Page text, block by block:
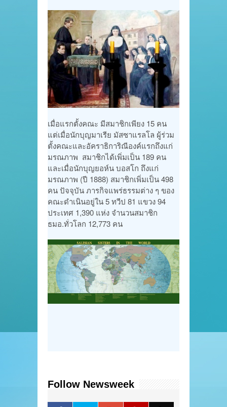
เมื่อแรกตั้งคณะ มีสมาชิกเพียง 15 คน
แต่เมื่อนักบุญมาเรีย มัสซาแรลโล ผู้ร่วม
ตั้งคณะและอัคราธิการิณีองค์แรกถึงแก่
มรณภาพ สมาชิกได้เพิ่มเป็น 189 คน
และเมื่อนักบุญยอห์น บอสโก ถึงแก่
มรณภาพ (ปี 1888) สมาชิกเพิ่มเป็น 498
คน ปัจจุบัน ภารกิจแพร่ธรรมต่าง ๆ ของ
คณะดำเนินอยู่ใน 5 ทวีป 81 แขวง 94
ประเทศ 1,390 แห่ง จำนวนสมาชิก
ธมอ.ทั่วโลก 12,773 คน
Follow Newsweek